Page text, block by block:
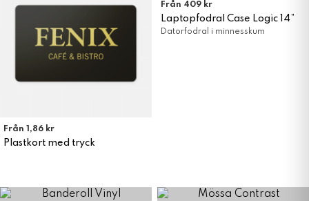
Från 1,86 kr
Plastkort med tryck
Från 409 kr
Laptopfodral Case Logic 14”
Datorfodral i minnesskum